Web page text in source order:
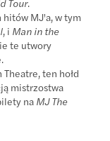
MJ'a, w tym
, i Man in the
te utwory
ten hołd
mistrzostwa
na MJ The